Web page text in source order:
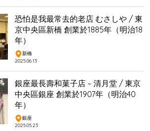
恐怕是我最常去的老店 むさしや / 東
京中央區新橋 創業於1885年（明治18
年）
新橋
2025.06.13
銀座最長壽和菓子店 – 清月堂 / 東京
中央區銀座 創業於1907年（明治40
年）
銀座
2025.05.23